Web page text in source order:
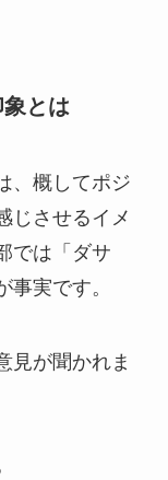
とは
、概してポジ
じさせるイメ
では「ダサ
実です。
見が聞かれま